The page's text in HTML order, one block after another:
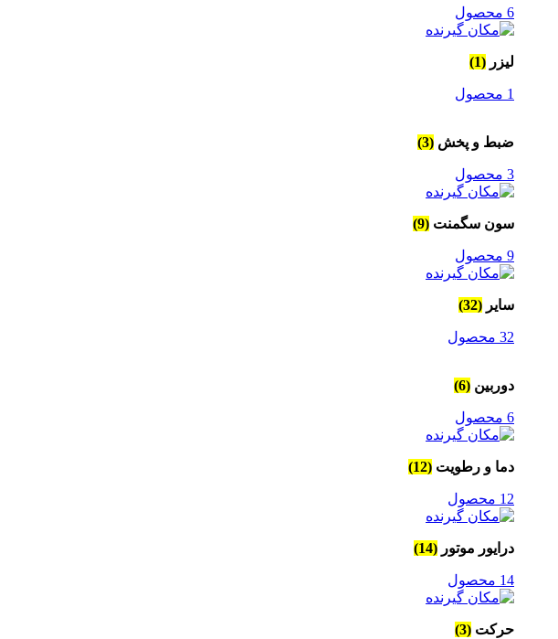
6 محصول
لیزر (1)
1 محصول
ضبط و پخش (3)
3 محصول
سون سگمنت (9)
9 محصول
سایر (32)
32 محصول
دوربین (6)
6 محصول
دما و رطویت (12)
12 محصول
درایور موتور (14)
14 محصول
حرکت (3)